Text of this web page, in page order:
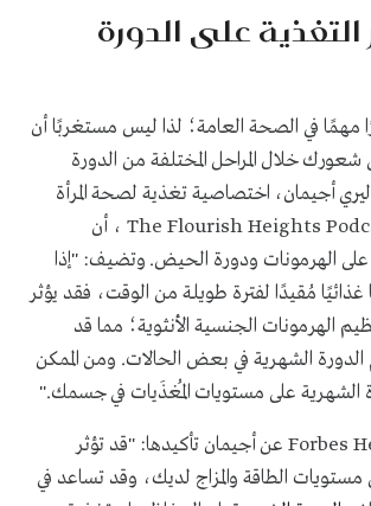
على الدورة
مهمًا في الصحة العامة؛ لذا ليس مستغربًا أن
شعورك خلال المراحل المختلفة من الدورة
أجيمان، اختصاصية تغذية لصحة المرأة
The Flourish Heights ، أن
على الهرمونات ودورة الحيض. وتضيف: "إذا
مُقيدًا لفترة طويلة من الوقت، فقد يؤثر
الهرمونات الجنسية الأنثوية؛ مما قد
الدورة الشهرية في بعض الحالات. ومن الممكن
الشهرية على مستويات المُغذَيات في جسمك".
Forbes عن أجيمان تأكيدها: "قد تؤثر
الطاقة والمزاج لديك، وقد تساعد في